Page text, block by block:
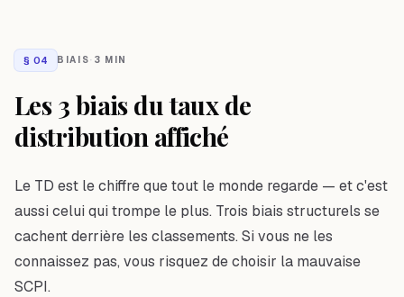
§ 04 BIAIS· 3 MIN
Les 3 biais du taux de
distribution affiché
Le TD est le chiffre que tout le monde regarde — et c'est
aussi celui qui trompe le plus. Trois biais structurels se
cachent derrière les classements. Si vous ne les
connaissez pas, vous risquez de choisir la mauvaise
SCPI.